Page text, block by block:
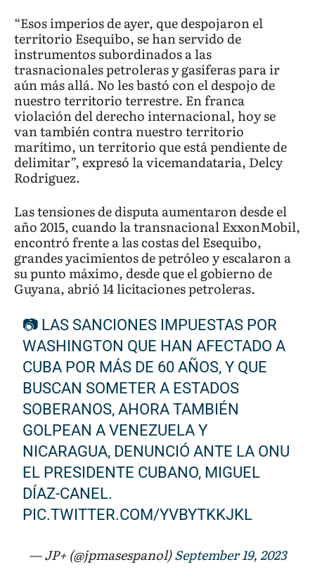
“Esos imperios de ayer, que despojaron el
territorio Esequibo, se han servido de
instrumentos subordinados a las
trasnacionales petroleras y gasíferas para ir
aún más allá. No les bastó con el despojo de
nuestro territorio terrestre. En franca
violación del derecho internacional, hoy se
van también contra nuestro territorio
marítimo, un territorio que está pendiente de
delimitar”, expresó la vicemandataria, Delcy
Rodríguez.
Las tensiones de disputa aumentaron desde el
año 2015, cuando la transnacional ExxonMobil,
encontró frente a las costas del Esequibo,
grandes yacimientos de petróleo y escalaron a
su punto máximo, desde que el gobierno de
Guyana, abrió 14 licitaciones petroleras.
📷 LAS SANCIONES IMPUESTAS POR
WASHINGTON QUE HAN AFECTADO A
CUBA POR MÁS DE 60 AÑOS, Y QUE
BUSCAN SOMETER A ESTADOS
SOBERANOS, AHORA TAMBIÉN
GOLPEAN A VENEZUELA Y
NICARAGUA, DENUNCIÓ ANTE LA ONU
EL PRESIDENTE CUBANO, MIGUEL
DÍAZ-CANEL.
PIC.TWITTER.COM/YVBYTKKJKL
— JP+ (@jpmasespanol)September 19, 2023